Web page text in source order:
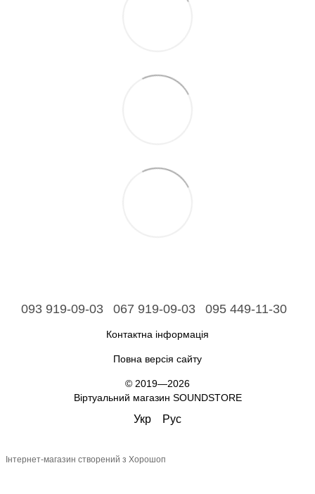
093 919-09-03 067 919-09-03 095 449-11-30
Контактна інформація
Повна версія сайту
© 2019—2026
Віртуальний магазин SOUNDSTORE
Укр Рус
Інтернет-магазин створений з Хорошоп